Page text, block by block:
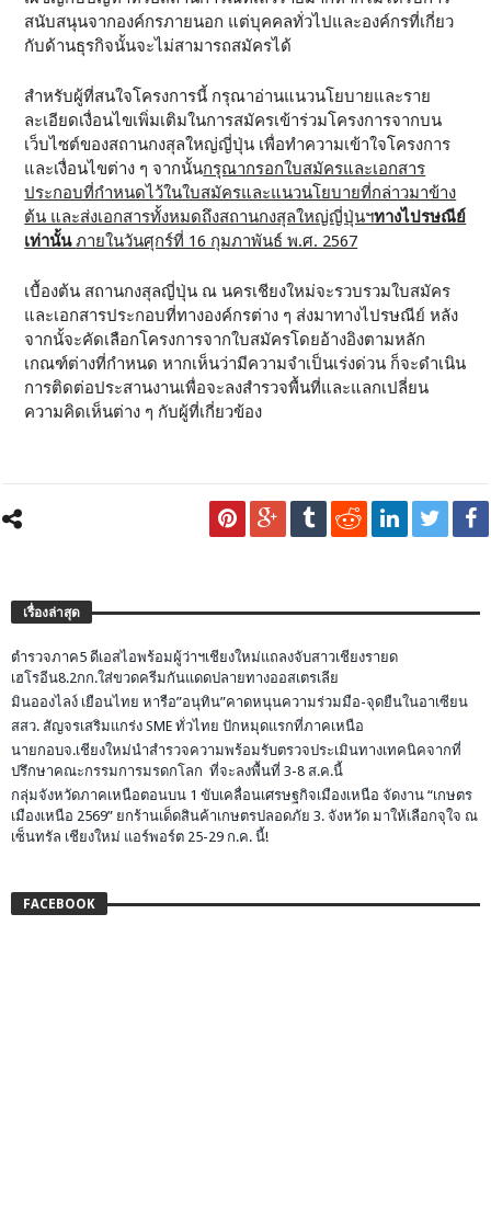
สนับสนุนจากองค์กรภายนอก แต่บุคคลทั่วไปและองค์กรที่เกี่ยว
กับด้านธุรกิจนั้นจะไม่สามารถสมัครได้
สำหรับผู้ที่สนใจโครงการนี้ กรุณาอ่านแนวนโยบายและราย
ละเอียดเงื่อนไขเพิ่มเติมในการสมัครเข้าร่วมโครงการจากบน
เว็บไซต์ของสถานกงสุลใหญ่ญี่ปุ่น เพื่อทำความเข้าใจโครงการ
และเงื่อนไขต่าง ๆ จากนั้นกรุณากรอกใบสมัครและเอกสาร
ประกอบที่กำหนดไว้ในใบสมัครและแนวนโยบายที่กล่าวมาข้าง
ต้น และส่งเอกสารทั้งหมดถึงสถานกงสุลใหญ่ญี่ปุ่นฯทางไปรษณีย์
เท่านั้นภายในวันศุกร์ที่ 16 กุมภาพันธ์ พ.ศ. 2567
เบื้องต้น สถานกงสุลญี่ปุ่น ณ นครเชียงใหม่จะรวบรวมใบสมัคร
และเอกสารประกอบที่ทางองค์กรต่าง ๆ ส่งมาทางไปรษณีย์ หลัง
จากนั้จะคัดเลือกโครงการจากใบสมัครโดยอ้างอิงตามหลัก
เกณฑ์ต่างที่กำหนด หากเห็นว่ามีความจำเป็นเร่งด่วน ก็จะดำเนิน
การติดต่อประสานงานเพื่อจะลงสำรวจพื้นที่และแลกเปลี่ยน
ความคิดเห็นต่าง ๆ กับผู้ที่เกี่ยวข้อง
เรื่องล่าสุด
ตำรวจภาค5 ดีเอสไอพร้อมผู้ว่าฯเชียงใหม่แถลงจับสาวเชียงรายด
เฮโรอีน8.2กก.ใส่ขวดครีมกันแดดปลายทางออสเตรเลีย
มินอองไลง์ เยือนไทย หารือ”อนุทิน”คาดหนุนความร่วมมือ-จุดยืนในอาเซียน
สสว. สัญจรเสริมแกร่ง SME ทั่วไทย ปักหมุดแรกที่ภาคเหนือ
นายกอบจ.เชียงใหม่นำสำรวจความพร้อมรับตรวจประเมินทางเทคนิคจากที่
ปรึกษาคณะกรรมการมรดกโลก ที่จะลงพื้นที่ 3-8 ส.ค.นี้
กลุ่มจังหวัดภาคเหนือตอนบน 1 ขับเคลื่อนเศรษฐกิจเมืองเหนือ จัดงาน “เกษตร
เมืองเหนือ 2569” ยกร้านเด็ดสินค้าเกษตรปลอดภัย 3. จังหวัด มาให้เลือกจุใจ ณ
เซ็นทรัล เชียงใหม่ แอร์พอร์ต 25-29 ก.ค. นี้!
FACEBOOK